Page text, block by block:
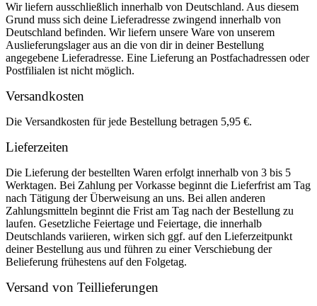
Wir liefern ausschließlich innerhalb von Deutschland. Aus diesem
Grund muss sich deine Lieferadresse zwingend innerhalb von
Deutschland befinden. Wir liefern unsere Ware von unserem
Auslieferungslager aus an die von dir in deiner Bestellung
angegebene Lieferadresse. Eine Lieferung an Postfachadressen oder
Postfilialen ist nicht möglich.
Versandkosten
Die Versandkosten für jede Bestellung betragen 5,95 €.
Lieferzeiten
Die Lieferung der bestellten Waren erfolgt innerhalb von 3 bis 5
Werktagen. Bei Zahlung per Vorkasse beginnt die Lieferfrist am Tag
nach Tätigung der Überweisung an uns. Bei allen anderen
Zahlungsmitteln beginnt die Frist am Tag nach der Bestellung zu
laufen. Gesetzliche Feiertage und Feiertage, die innerhalb
Deutschlands variieren, wirken sich ggf. auf den Lieferzeitpunkt
deiner Bestellung aus und führen zu einer Verschiebung der
Belieferung frühestens auf den Folgetag.
Versand von Teillieferungen